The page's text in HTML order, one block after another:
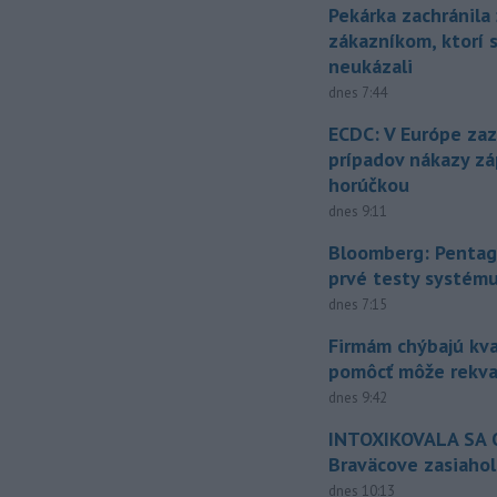
Pekárka
zákazníkom, ktorí
neukázali
dnes 7:44
ECDC: V Európe
prípadov nákazy
horúčkou
dnes 9:11
Bloomberg:
prvé testy
dnes 7:15
Firmám chýbajú
pomôcť môže
dnes 9:42
INTOXIKOVALA SA
Braväcove
dnes 10:13